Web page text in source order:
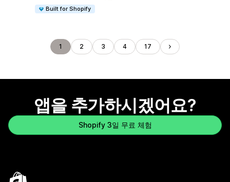
Built for Shopify
1 2 3 4 17
앱을 추가하시겠어요?
Shopify 3일 무료 체험